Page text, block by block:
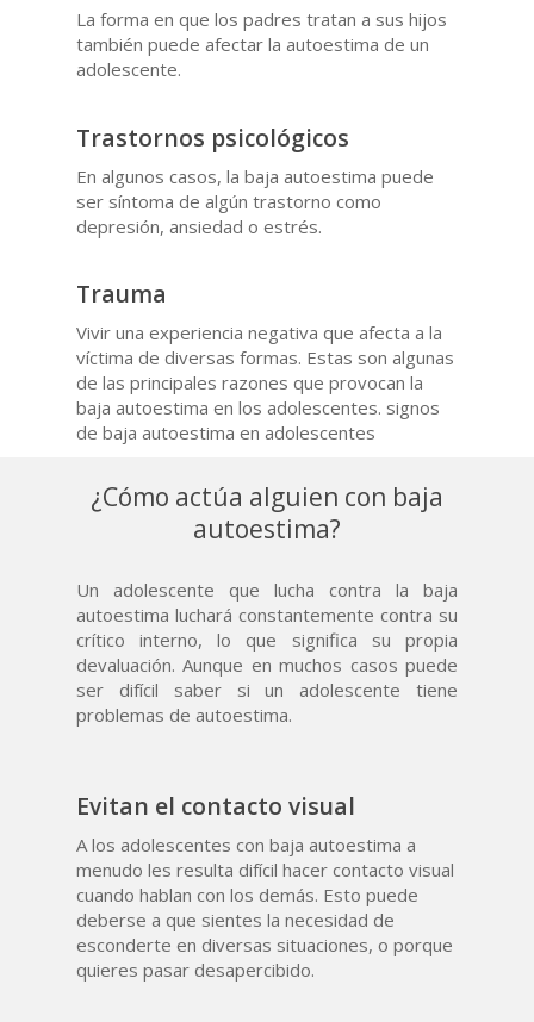
La forma en que los padres tratan a sus hijos
también puede afectar la autoestima de un
adolescente.
Trastornos psicológicos
En algunos casos, la baja autoestima puede
ser síntoma de algún trastorno como
depresión, ansiedad o estrés.
Trauma
Vivir una experiencia negativa que afecta a la
víctima de diversas formas. Estas son algunas
de las principales razones que provocan la
baja autoestima en los adolescentes. signos
de baja autoestima en adolescentes
¿Cómo actúa alguien con baja
autoestima?
Un adolescente que lucha contra la baja
autoestima luchará constantemente contra su
crítico interno, lo que significa su propia
devaluación. Aunque en muchos casos puede
ser difícil saber si un adolescente tiene
problemas de autoestima.
Evitan el contacto visual
A los adolescentes con baja autoestima a
menudo les resulta difícil hacer contacto visual
cuando hablan con los demás. Esto puede
deberse a que sientes la necesidad de
esconderte en diversas situaciones, o porque
quieres pasar desapercibido.